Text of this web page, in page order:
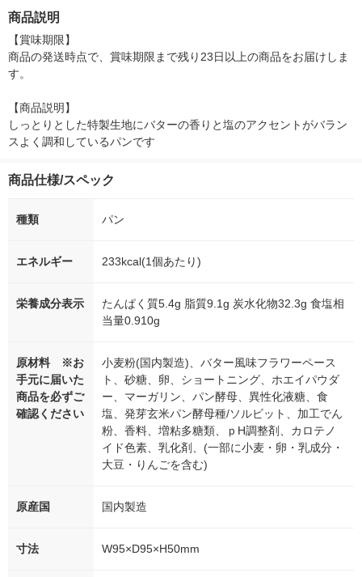
商品説明
【賞味期限】
商品の発送時点で、賞味期限まで残り23日以上の商品をお届けしま
す。
【商品説明】
しっとりとした特製生地にバターの香りと塩のアクセントがバラン
スよく調和しているパンです
商品仕様/スペック
種類 パン
エネルギー 233kcal(1個あたり)
栄養成分表示
たんぱく質5.4g 脂質9.1g 炭水化物32.3g 食塩相
当量0.910g
原材料 ※お
手元に届いた
商品を必ずご
確認ください
小麦粉(国内製造)、バター風味フラワーペース
ト、砂糖、卵、ショートニング、ホエイパウダ
ー、マーガリン、パン酵母、異性化液糖、食
塩、発芽玄米パン酵母種/ソルビット、加工でん
粉、香料、増粘多糖類、ｐH調整剤、カロテノ
イド色素、乳化剤、(一部に小麦・卵・乳成分・
大豆・りんごを含む)
原産国 国内製造
寸法 W95×D95×H50mm